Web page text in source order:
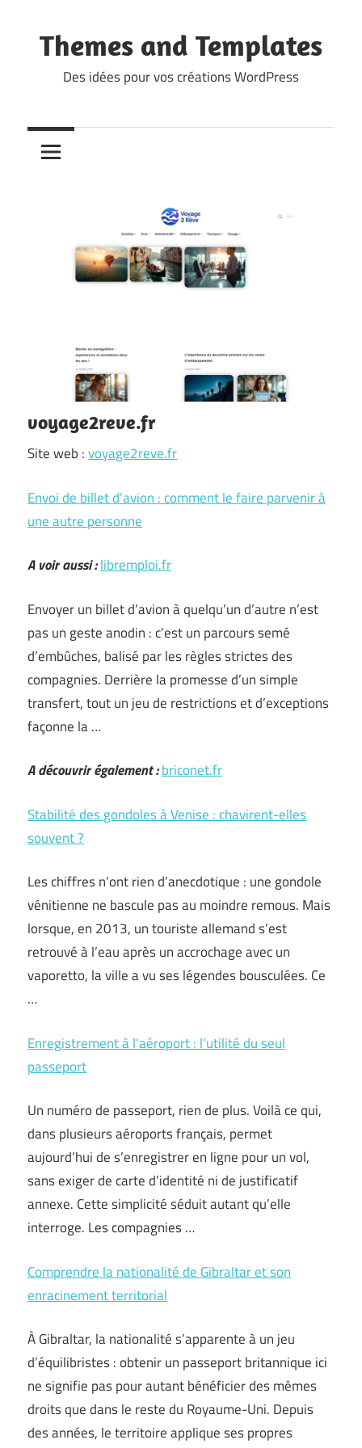
content
Themes and Templates
Des idées pour vos créations WordPress
voyage2reve.fr
Site web :voyage2reve.fr
Envoi de billet d’avion : comment le faire parvenir à
une autre personne
A voir aussi :libremploi.fr
Envoyer un billet d’avion à quelqu’un d’autre n’est
pas un geste anodin : c’est un parcours semé
d’embûches, balisé par les règles strictes des
compagnies. Derrière la promesse d’un simple
transfert, tout un jeu de restrictions et d’exceptions
façonne la …
A découvrir également :briconet.fr
Stabilité des gondoles à Venise : chavirent-elles
souvent ?
Les chiffres n’ont rien d’anecdotique : une gondole
vénitienne ne bascule pas au moindre remous. Mais
lorsque, en 2013, un touriste allemand s’est
retrouvé à l’eau après un accrochage avec un
vaporetto, la ville a vu ses légendes bousculées. Ce
…
Enregistrement à l’aéroport : l’utilité du seul
passeport
Un numéro de passeport, rien de plus. Voilà ce qui,
dans plusieurs aéroports français, permet
aujourd’hui de s’enregistrer en ligne pour un vol,
sans exiger de carte d’identité ni de justificatif
annexe. Cette simplicité séduit autant qu’elle
interroge. Les compagnies …
Comprendre la nationalité de Gibraltar et son
enracinement territorial
À Gibraltar, la nationalité s’apparente à un jeu
d’équilibristes : obtenir un passeport britannique ici
ne signifie pas pour autant bénéficier des mêmes
droits que dans le reste du Royaume-Uni. Depuis
des années, le territoire applique ses propres